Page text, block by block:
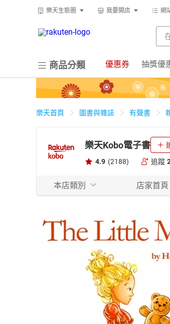
樂天生態圈 我要開店 網
商品分類 優惠券 抽獎優
樂天首頁 圖書與雜誌 有聲書
樂天Kobo電子書
4.9 (2188) 追蹤
本店類別 店家首頁